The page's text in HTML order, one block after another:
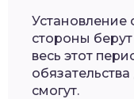
Установление
стороны
весь этот
смогут.